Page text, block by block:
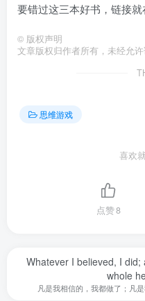
要错过这三本好书，链接就
© 版权声明
文章版权归作者所有，未经允许
思维游戏
喜欢
点赞8
Whatever I believed, I
whole
凡是我相信的，我都做了；凡